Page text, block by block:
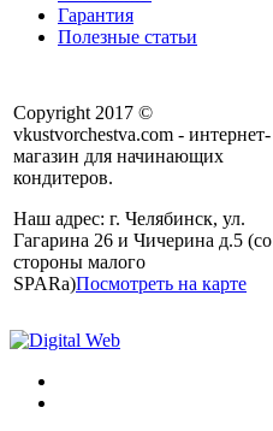
Гарантия
Полезные статьи
Copyright 2017 ©
vkustvorchestva.com - интернет-
магазин для начинающих
кондитеров.
Наш адрес: г. Челябинск, ул.
Гагарина 26 и Чичерина д.5 (со
стороны малого
SPARa)Посмотреть на карте